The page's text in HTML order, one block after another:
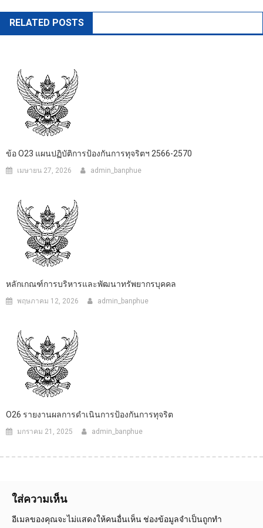
RELATED POSTS
ข้อ O23 แผนปฏิบัติการป้องกันการทุจริตฯ 2566-2570
เมษายน 27, 2026 admin_banphue
หลักเกณฑ์การบริหารและพัฒนาทรัพยากรบุคคล
พฤษภาคม 12, 2026 admin_banphue
O26 รายงานผลการดำเนินการป้องกันการทุจริต
มกราคม 21, 2025 admin_banphue
ใส่ความเห็น
อีเมลของคุณจะไม่แสดงให้คนอื่นเห็น ช่องข้อมูลจำเป็นถูกทำ